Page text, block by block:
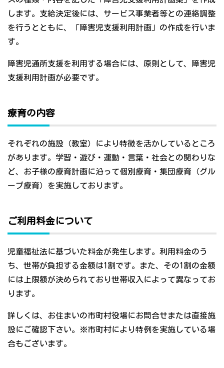
します。支給決定後には、サービス事業者等との連絡調整
を行うとともに、「障害児支援利用計画」の作成を行いま
す。
障害児通所支援を利用する場合には、原則として、障害児
支援利用計画が必要です。
療育の内容
それぞれの施設（教室）により特徴を活かしているところ
があります。学習・遊び・運動・言葉・社会との関わりな
ど、お子様の療育計画に沿って個別療育・集団療育（グル
ープ療育）を実施しております。
ご利用料金について
児童福祉法に基づいた料金が発生します。利用料金のう
ち、世帯が負担する金額は1割です。また、その1割の金額
には上限額が決められており世帯収入によって異なってお
ります。
詳しくは、お住まいの市町村役場にお問合せまたは直接施
設にご確認下さい。※市町村により特例を実施している場
合もございます。